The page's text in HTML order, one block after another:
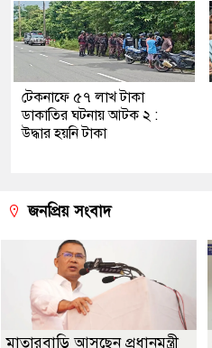
টেকনাফে ৫৭ লাখ টাকা
ডাকাতির ঘটনায় আটক ২ :
উদ্ধার হয়নি টাকা
জনপ্রিয় সংবাদ
মাতারবাড়ি আসছেন প্রধানমন্ত্রী